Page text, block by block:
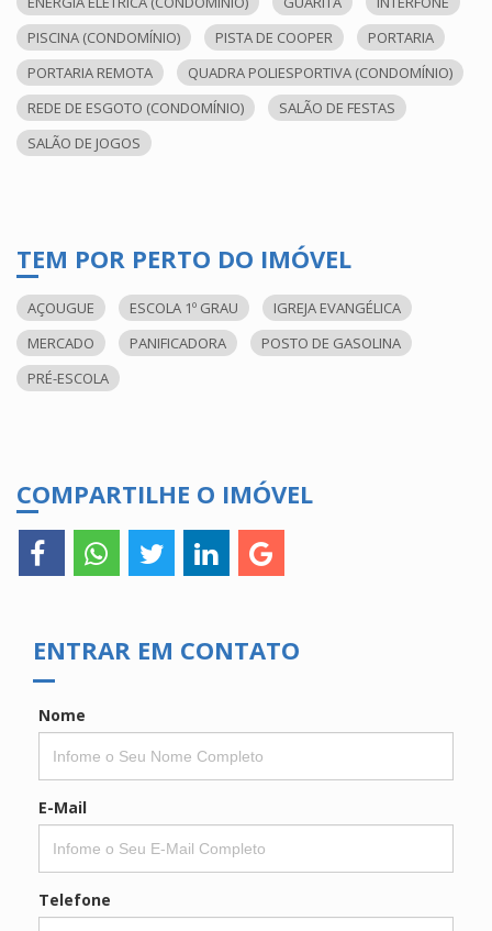
PISCINA (CONDOMÍNIO)
PISTA DE COOPER
PORTARIA
PORTARIA REMOTA
QUADRA POLIESPORTIVA (CONDOMÍNIO)
REDE DE ESGOTO (CONDOMÍNIO)
SALÃO DE FESTAS
SALÃO DE JOGOS
TEM POR PERTO DO IMÓVEL
AÇOUGUE ESCOLA 1º GRAU
IGREJA EVANGÉLICA
MERCADO
PANIFICADORA
POSTO DE GASOLINA
PRÉ-ESCOLA
COMPARTILHE O IMÓVEL
ENTRAR EM CONTATO
Nome
E-Mail
Telefone